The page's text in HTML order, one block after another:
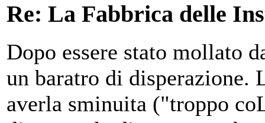
Re: La Fabbrica delle
Dopo essere stato mollato
un baratro di disperazione.
averla sminuita ("troppo